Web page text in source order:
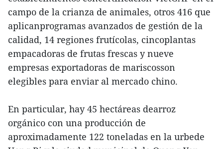
campo de la crianza de animales, otros 416 que
aplicanprogramas avanzados de gestión de la
calidad, 14 regiones frutícolas, cincoplantas
empacadoras de frutas frescas y nueve
empresas exportadoras de mariscosson
elegibles para enviar al mercado chino.
En particular, hay 45 hectáreas dearroz
orgánico con una producción de
aproximadamente 122 toneladas en la urbede